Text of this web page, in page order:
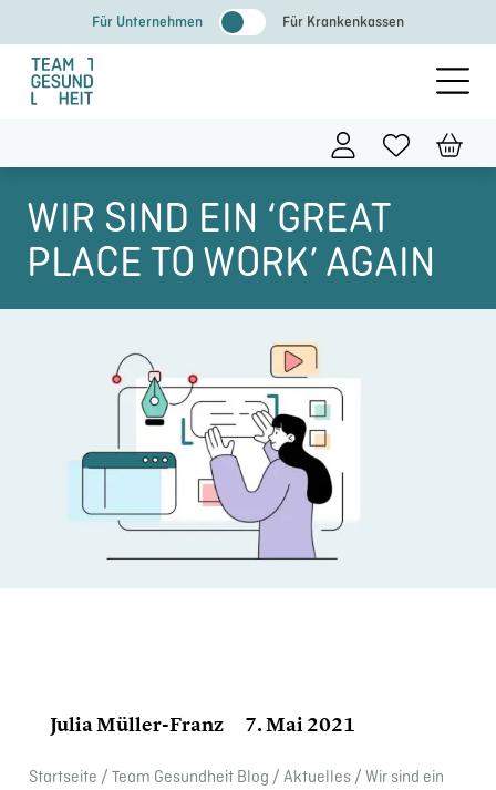
Inhalt
springen
Für Unternehmen Für Krankenkassen
WIR SIND EIN ‘GREAT
PLACE TO WORK’ AGAIN
Julia Müller-Franz 7. Mai 2021
Start­seite / Team Gesund­heit Blog / Aktuelles / Wir sind ein